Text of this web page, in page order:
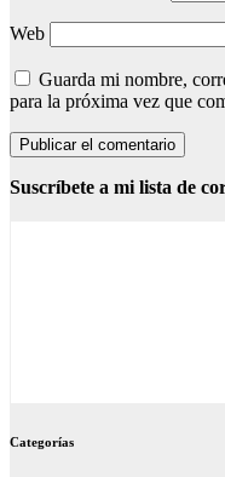
Web
Guarda mi nombre,
para la próxima vez que
Suscríbete a mi lista de
Categorías